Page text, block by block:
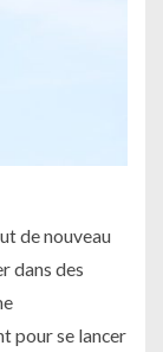
de nouveau
dans des
pour se lancer